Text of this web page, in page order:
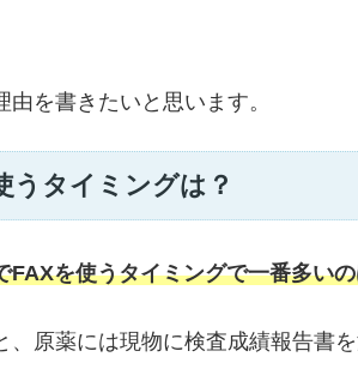
由を書きたいと思います。
うタイミングは？
FAXを使うタイミングで一番多い
、原薬には現物に検査成績報告書